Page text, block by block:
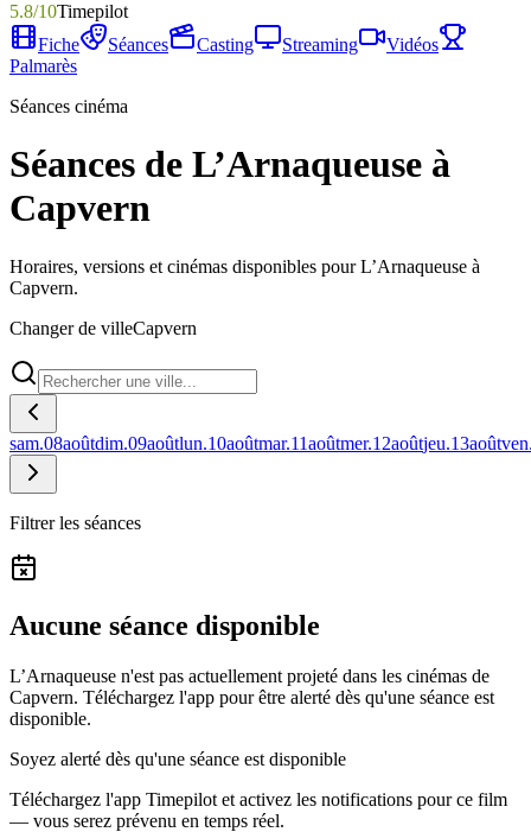
5.8/10Timepilot
Fiche
Séances Casting Streaming
Vidéos
Palmarès
Séances cinéma
Séances de L’Arnaqueuse à
Capvern
Horaires, versions et cinémas disponibles pour L’Arnaqueuse à
Capvern.
Changer de villeCapvern
sam.08aoûtdim.09aoûtlun.10aoûtmar.11aoûtmer.12aoûtjeu.13août
Filtrer les séances
Aucune séance disponible
L’Arnaqueuse n'est pas actuellement projeté dans les cinémas de
Capvern. Téléchargez l'app pour être alerté dès qu'une séance est
disponible.
Soyez alerté dès qu'une séance est disponible
Téléchargez l'app Timepilot et activez les notifications pour ce film
— vous serez prévenu en temps réel.